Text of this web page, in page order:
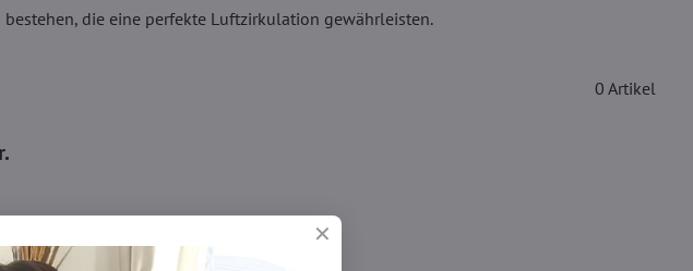
die eine perfekte Luftzirkulation gewährleisten.
0 Artikel